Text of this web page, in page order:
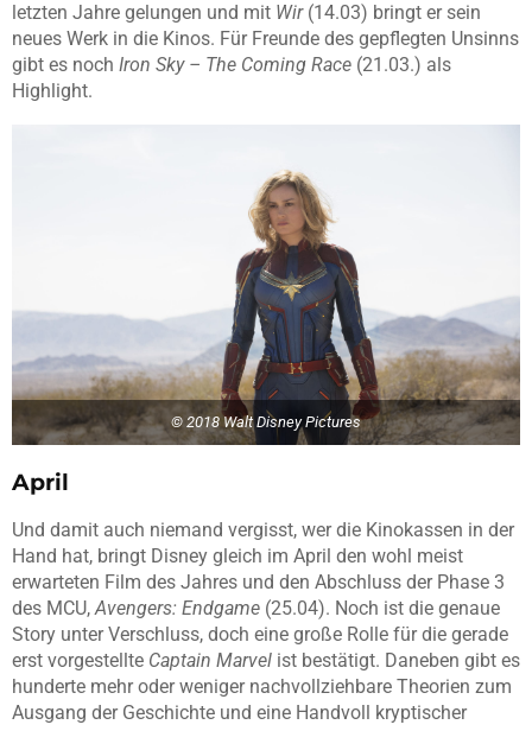
letzten Jahre gelungen und mit Wir(14.03) bringt er sein
neues Werk in die Kinos. Für Freunde des gepflegten Unsinns
gibt es noch Iron Sky – The Coming Race (21.03.) als
Highlight.
© 2018 Walt Disney Pictures
April
Und damit auch niemand vergisst, wer die Kinokassen in der
Hand hat, bringt Disney gleich im April den wohl meist
erwarteten Film des Jahres und den Abschluss der Phase 3
des MCU, Avengers: Endgame (25.04). Noch ist die genaue
Story unter Verschluss, doch eine große Rolle für die gerade
erst vorgestellte Captain Marvel ist bestätigt. Daneben gibt es
hunderte mehr oder weniger nachvollziehbare Theorien zum
Ausgang der Geschichte und eine Handvoll kryptischer